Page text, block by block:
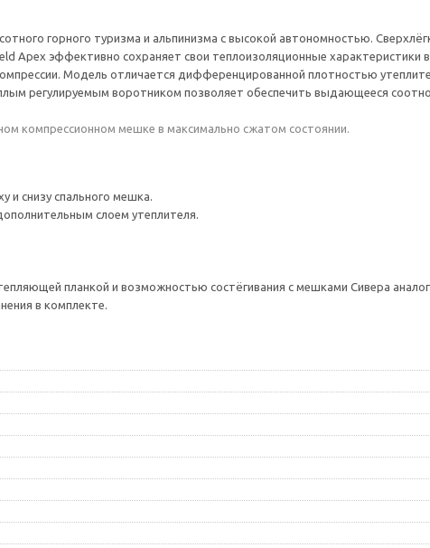
горного туризма и альпинизма с высокой автономностью.
Apex эффективно сохраняет свои теплоизоляционные характеристики
Модель отличается дифференцированной плотностью
регулируемым воротником позволяет обеспечить выдающееся
компрессионном мешке в максимально сжатом состоянии.
и снизу спального мешка.
слоем утеплителя.
планкой и возможностью состёгивания с мешками Сивера
в комплекте.